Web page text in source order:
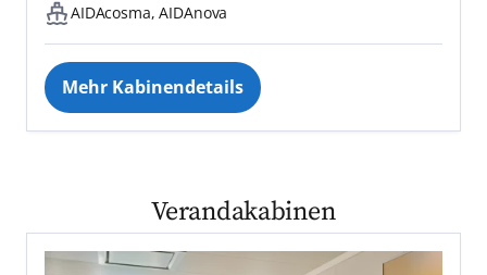
AIDAcosma, AIDAnova
Mehr Kabinendetails
Verandakabinen